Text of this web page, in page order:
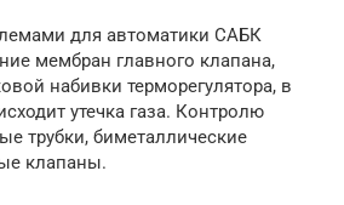
для автоматики САБК
мембран главного клапана,
набивки терморегулятора, в
утечка газа. Контролю
трубки, биметаллические
клапаны.